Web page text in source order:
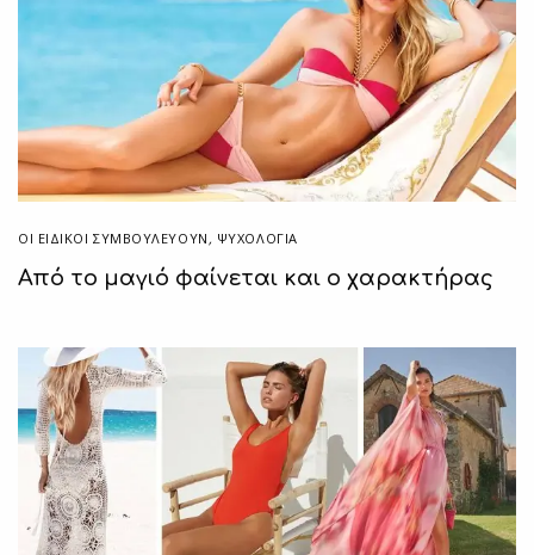
ΟΙ ΕΙΔΙΚΟΊ ΣΥΜΒΟΥΛΕΎΟΥΝ , ΨΥΧΟΛΟΓΙΑ
Από το μαγιό φαίνεται και ο χαρακτήρας